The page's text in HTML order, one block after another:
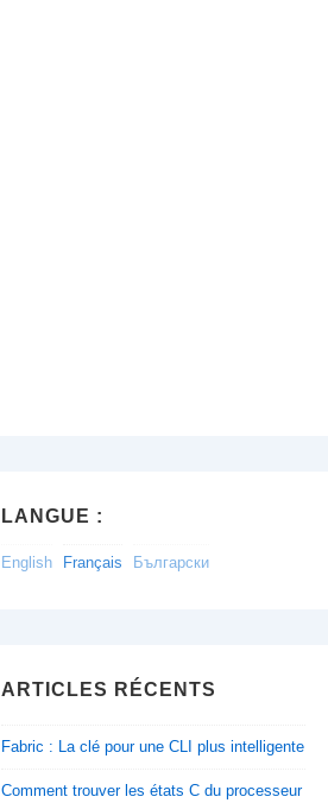
LANGUE :
English Français Български
ARTICLES RÉCENTS
Fabric : La clé pour une CLI plus intelligente
Comment trouver les états C du processeur